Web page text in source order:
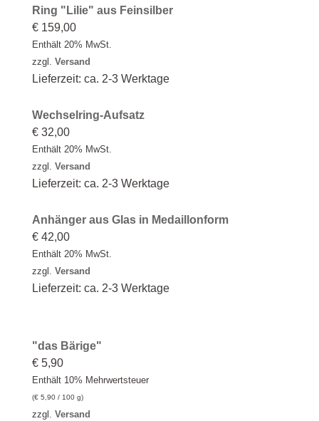
Ring "Lilie" aus Feinsilber
€159,00
Enthält 20% MwSt.
zzgl. Versand
Lieferzeit: ca. 2-3 Werktage
Wechselring-Aufsatz
€32,00
Enthält 20% MwSt.
zzgl. Versand
Lieferzeit: ca. 2-3 Werktage
Anhänger aus Glas in Medaillonform
€42,00
Enthält 20% MwSt.
zzgl. Versand
Lieferzeit: ca. 2-3 Werktage
"das Bärige"
€5,90
Enthält 10% Mehrwertsteuer
(€5,90/ 100 g)
zzgl. Versand